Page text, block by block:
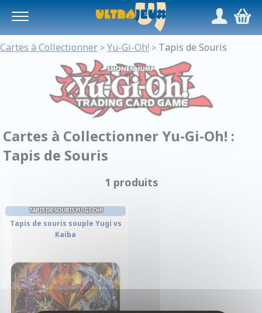
/,
Cartes à Collectionner > Yu-Gi-Oh! > Tapis de Souris
Cartes à Collectionner Yu-Gi-Oh! :
Tapis de Souris
1 produits
TAPIS DE SOURIS YU-GI-OH!
Tapis de souris souple Yugi vs
Kaiba